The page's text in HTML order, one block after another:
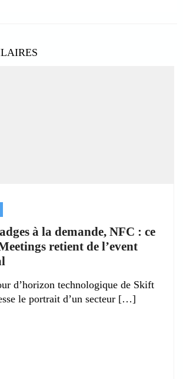
à la demande, NFC : ce
retient de l’event
d’horizon technologique de Skift
le portrait d’un secteur